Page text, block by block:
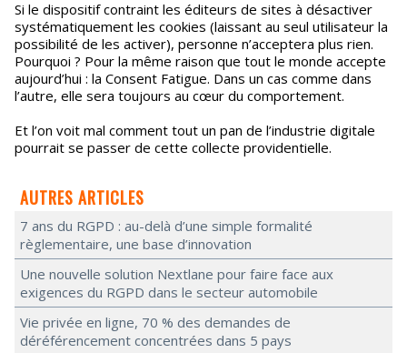
Si le dispositif contraint les éditeurs de sites à désactiver
systématiquement les cookies (laissant au seul utilisateur la
possibilité de les activer), personne n’acceptera plus rien.
Pourquoi ? Pour la même raison que tout le monde accepte
aujourd’hui : la Consent Fatigue. Dans un cas comme dans
l’autre, elle sera toujours au cœur du comportement.
Et l’on voit mal comment tout un pan de l’industrie digitale
pourrait se passer de cette collecte providentielle.
AUTRES ARTICLES
7 ans du RGPD : au-delà d’une simple formalité
règlementaire, une base d’innovation
Une nouvelle solution Nextlane pour faire face aux
exigences du RGPD dans le secteur automobile
Vie privée en ligne, 70 % des demandes de
déréférencement concentrées dans 5 pays